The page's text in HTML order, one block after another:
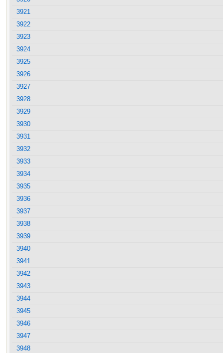
3921
3922
3923
3924
3925
3926
3927
3928
3929
3930
3931
3932
3933
3934
3935
3936
3937
3938
3939
3940
3941
3942
3943
3944
3945
3946
3947
3948